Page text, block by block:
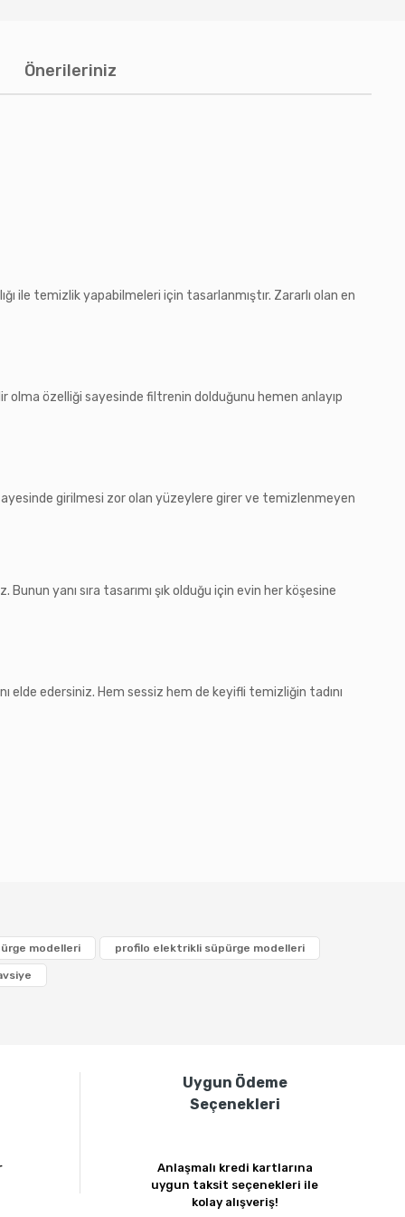
Önerileriniz
ile temizlik yapabilmeleri için tasarlanmıştır. Zararlı olan en
olma özelliği sayesinde filtrenin dolduğunu hemen anlayıp
girilmesi zor olan yüzeylere girer ve temizlenmeyen
yanı sıra tasarımı şık olduğu için evin her köşesine
elde edersiniz. Hem sessiz hem de keyifli temizliğin tadını
modelleri profilo elektrikli süpürge modelleri
Uygun Ödeme
Seçenekleri
Anlaşmalı kredi kartlarına
uygun taksit seçenekleri ile
kolay alışveriş!